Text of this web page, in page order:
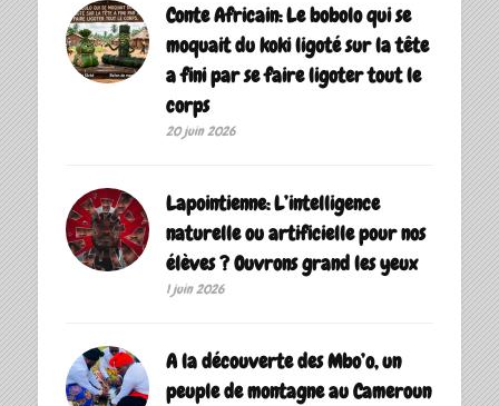
Conte Africain: Le bobolo qui se
moquait du koki ligoté sur la tête
a fini par se faire ligoter tout le
corps
20 juin 2026
Lapointienne: L’intelligence
naturelle ou artificielle pour nos
élèves ? Ouvrons grand les yeux
1 juin 2026
A la découverte des Mbo’o, un
peuple de montagne au Cameroun